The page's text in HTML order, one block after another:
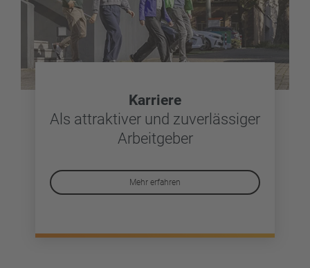
Karriere
Als attraktiver und zuverlässiger
Arbeitgeber
Mehr erfahren